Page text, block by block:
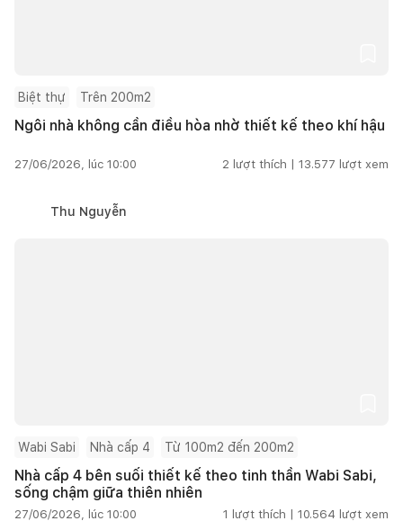
Biệt thự Trên 200m2
Ngôi nhà không cần điều hòa nhờ thiết kế theo khí hậu
27/06/2026, lúc 10:00 2 lượt thích | 13.577 lượt xem
Thu Nguyễn
Wabi Sabi Nhà cấp 4 Từ 100m2 đến 200m2
Nhà cấp 4 bên suối thiết kế theo tinh thần Wabi Sabi,
sống chậm giữa thiên nhiên
27/06/2026, lúc 10:00 1 lượt thích | 10.564 lượt xem